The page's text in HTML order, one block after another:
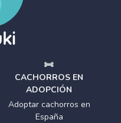
CACHORROS EN
ADOPCIÓN
Adoptar cachorros en
España